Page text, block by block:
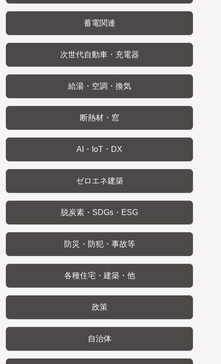
蓄電関連
次世代自動車・充電器
給湯・空調・換気
断熱材・窓
AI・IoT・DX
ゼロエネ建築
脱炭素・SDGs・ESG
防災・防犯・事故等
各種住宅・建築・他
政策
自治体